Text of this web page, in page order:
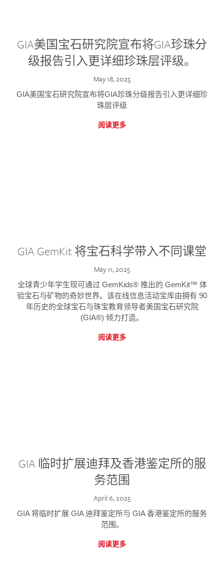
GIA美国宝石研究院宣布将GIA珍珠分
级报告引入更详细珍珠层评级。
May 18, 2025
GIA美国宝石研究院宣布将GIA珍珠分级报告引入更详细珍
珠层评级
阅读更多
GIA GemKit 将宝石科学带入不同课堂
May 11, 2025
全球青少年学生现可通过 GemKids® 推出的 GemKit™ 体
验宝石与矿物的奇妙世界。该在线信息活动宝库由拥有 90
年历史的全球宝石与珠宝教育领导者美国宝石研究院
(GIA®) 倾力打造。
阅读更多
GIA 临时扩展迪拜及香港鉴定所的服
务范围
April 6, 2025
GIA 将临时扩展 GIA 迪拜鉴定所与 GIA 香港鉴定所的服务
范围。
阅读更多